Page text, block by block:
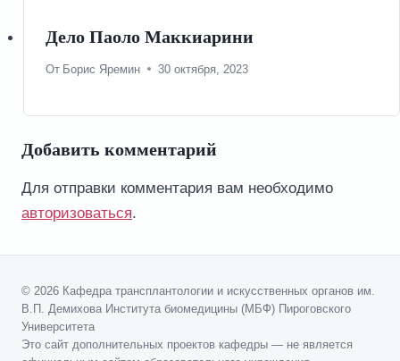
Дело Паоло Маккиарини
От Борис Яремин 30 октября, 2023
Добавить комментарий
Для отправки комментария вам необходимо
авторизоваться.
© 2026 Кафедра трансплантологии и искусственных органов им.
В.П. Демихова Института биомедицины (МБФ) Пироговского
Университета
Это сайт дополнительных проектов кафедры — не является